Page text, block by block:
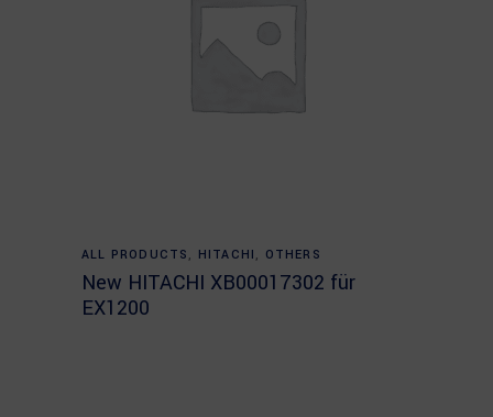
Read more
ALL PRODUCTS , HITACHI , OTHERS
New HITACHI XB00017302 für
EX1200